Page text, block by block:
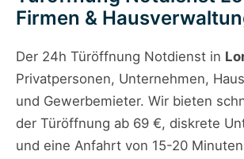
Firmen &
Der 24h Türöffnung Notdienst in
Privatpersonen, Unternehmen,
und Gewerbemieter. Wir bieten
der Türöffnung ab 69 €, diskrete
und eine Anfahrt von 15-20